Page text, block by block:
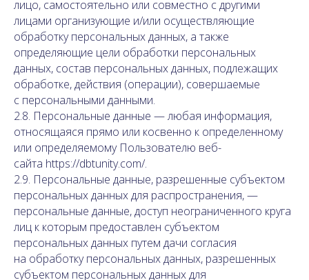
лицо, самостоятельно или совместно с другими
лицами организующие и/или осуществляющие
обработку персональных данных, а также
определяющие цели обработки персональных
данных, состав персональных данных, подлежащих
обработке, действия (операции), совершаемые
с персональными данными.
2.8. Персональные данные — любая информация,
относящаяся прямо или косвенно к определенному
или определяемому Пользователю веб-
сайта https://dbtunity.com/.
2.9. Персональные данные, разрешенные субъектом
персональных данных для распространения, —
персональные данные, доступ неограниченного круга
лиц к которым предоставлен субъектом
персональных данных путем дачи согласия
на обработку персональных данных, разрешенных
субъектом персональных данных для